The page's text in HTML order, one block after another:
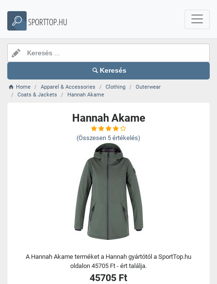
SPORTTOP.HU
Keresés
Home Apparel & Accessories Clothing
Outerwear
Coats & Jackets
Hannah Akame
Hannah Akame
(Összesen 5 értékelés)
A Hannah Akame terméket a Hannah gyártótól a SportTop.hu
oldalon 45705 Ft - ért találja.
45705 Ft